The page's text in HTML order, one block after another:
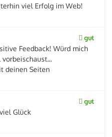
viel Erfolg im Web!
gut
Feedback! Würd mich
deinen Seiten
gut
Glück